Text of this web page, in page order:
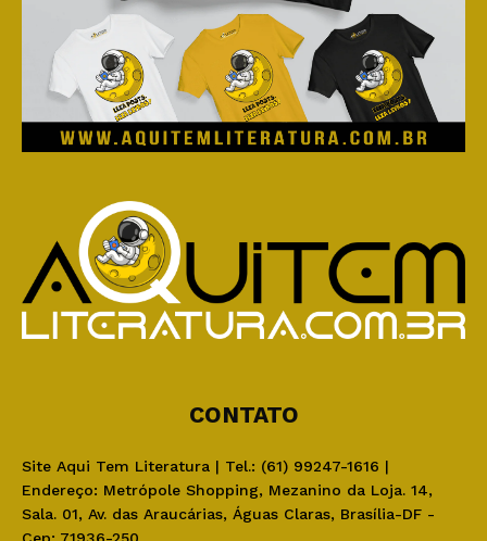
CONTATO
Site Aqui Tem Literatura | Tel.: (61) 99247-1616 |
Endereço: Metrópole Shopping, Mezanino da Loja. 14,
Sala. 01, Av. das Araucárias, Águas Claras, Brasília-DF -
Cep: 71936-250